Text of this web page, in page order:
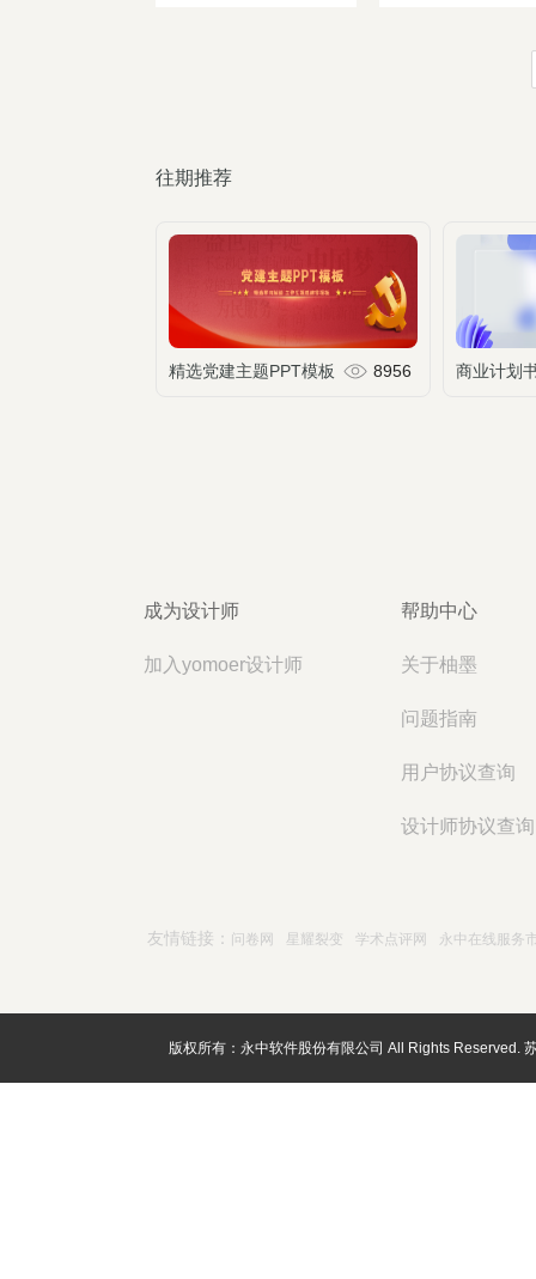
往期推荐
精选党建主题PPT模板 8956 商业计划
成为设计师
加入yomoer设计师
帮助中心
关于柚墨
问题指南
用户协议查询
设计师协议查询
友情链接： 问卷网 星耀裂变 学术点评网 永中在线服务
版权所有：永中软件股份有限公司 All Rights Reserved.